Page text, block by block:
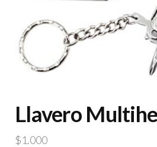
Llavero
$1.000